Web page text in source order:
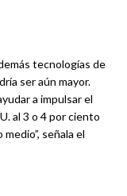
tecnologías de
ser aún mayor.
a impulsar el
al 3 o 4 por ciento
señala el